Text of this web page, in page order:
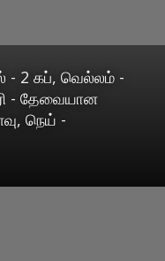
- 2 கப், வெல்லம் -
- தேவையான
நெய் -